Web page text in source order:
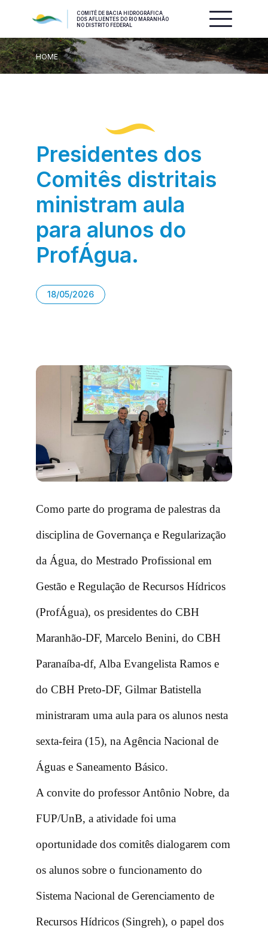
COMITÊ DE BACIA HIDROGRÁFICA
DOS AFLUENTES DO RIO MARANHÃO
NO DISTRITO FEDERAL
HOME
Presidentes dos
Comitês distritais
ministram aula
para alunos do
ProfÁgua.
18/05/2026
Como parte do programa de palestras da
disciplina de Governança e Regularização
da Água, do Mestrado Profissional em
Gestão e Regulação de Recursos Hídricos
(ProfÁgua), os presidentes do CBH
Maranhão-DF, Marcelo Benini, do CBH
Paranaíba-df, Alba Evangelista Ramos e
do CBH Preto-DF, Gilmar Batistella
ministraram uma aula para os alunos nesta
sexta-feira (15), na Agência Nacional de
Águas e Saneamento Básico.
A convite do professor Antônio Nobre, da
FUP/UnB, a atividade foi uma
oportunidade dos comitês dialogarem com
os alunos sobre o funcionamento do
Sistema Nacional de Gerenciamento de
Recursos Hídricos (Singreh), o papel dos